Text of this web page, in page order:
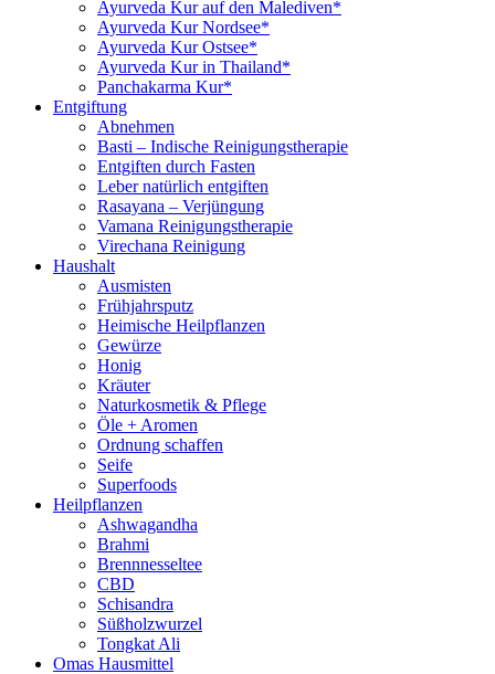
Ayurveda Kur auf den Malediven*
Ayurveda Kur Nordsee*
Ayurveda Kur Ostsee*
Ayurveda Kur in Thailand*
Panchakarma Kur*
Entgiftung
Abnehmen
Basti – Indische Reinigungstherapie
Entgiften durch Fasten
Leber natürlich entgiften
Rasayana – Verjüngung
Vamana Reinigungstherapie
Virechana Reinigung
Haushalt
Ausmisten
Frühjahrsputz
Heimische Heilpflanzen
Gewürze
Honig
Kräuter
Naturkosmetik & Pflege
Öle + Aromen
Ordnung schaffen
Seife
Superfoods
Heilpflanzen
Ashwagandha
Brahmi
Brennnesseltee
CBD
Schisandra
Süßholzwurzel
Tongkat Ali
Omas Hausmittel